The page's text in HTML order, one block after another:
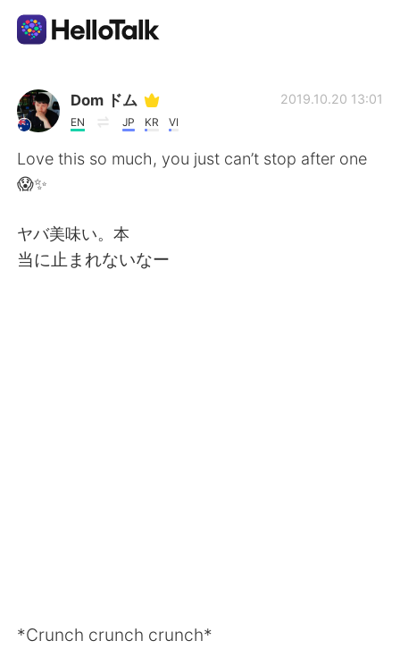
Sprachaustausch-App
AI Grammar Checker
Deutsch
English
Dom ドム
EN JP KR VI
2019.10.20 13:01
Love this so much, you just can’t stop after one
😱✨
ヤバ美味い。本
当に止まれないなー
*Crunch crunch crunch*